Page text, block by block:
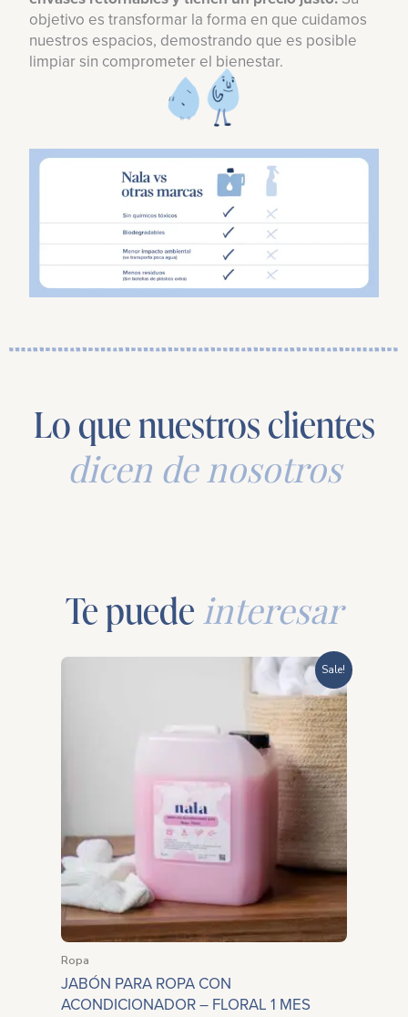
objetivo es transformar la forma en que cuidamos
nuestros espacios, demostrando que es posible
limpiar sin comprometer el bienestar.
Lo que nuestros clientes
dicen de nosotros
Te puedeinteresar
Sale!
Ropa
JABÓN PARA ROPA CON
ACONDICIONADOR – FLORAL 1 MES
Price
range:
$331.20
through
$1,127.00